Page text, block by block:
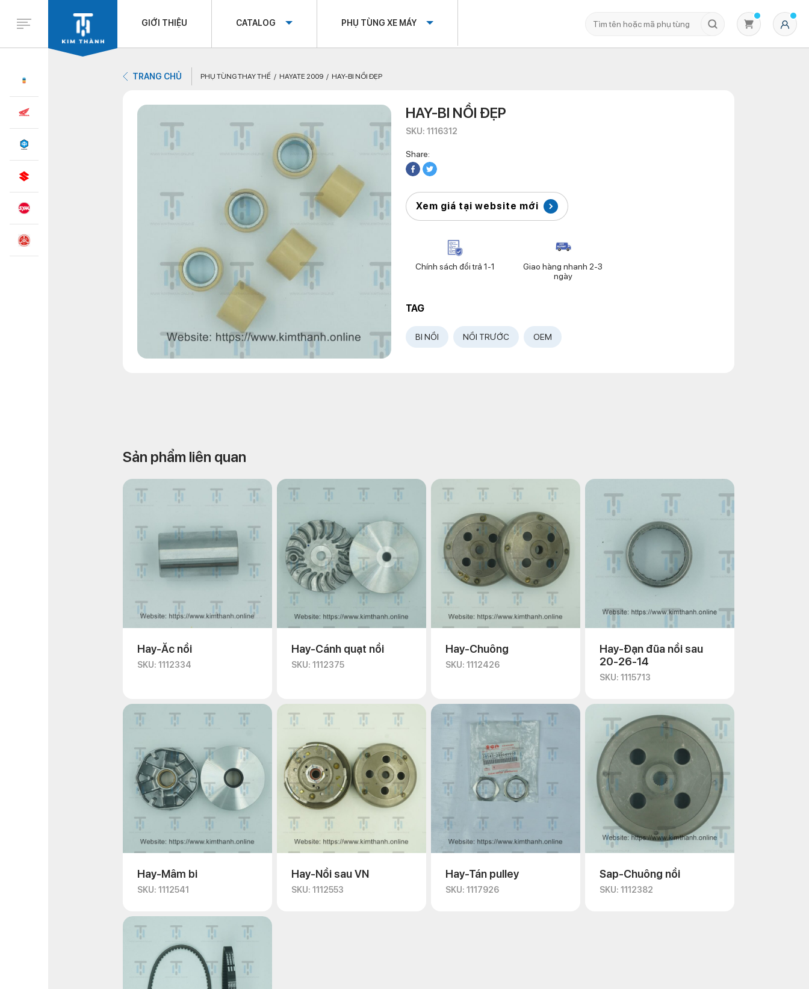
GIỚI THIỆU CATALOG PHỤ TÙNG XE MÁY
TRANG CHỦ PHỤ TÙNG THAY THẾ HAYATE 2009 HAY-BI NỒI ĐẸP
HAY-BI NỒI ĐẸP
SKU: 1116312
Share:
Xem giá tại website mới
Chính sách đổi trả 1-1
Giao hàng nhanh 2-3
ngày
TAG
BI NỒI NỒI TRƯỚC OEM
Sản phẩm liên quan
Hay-Ắc nồi
SKU: 1112334
Hay-Cánh quạt nồi
SKU: 1112375
Hay-Chuông
SKU: 1112426
Hay-Đạn đũa nồi sau
20-26-14
SKU: 1115713
Hay-Mâm bi
SKU: 1112541
Hay-Nồi sau VN
SKU: 1112553
Hay-Tán pulley
SKU: 1117926
Sap-Chuông nồi
SKU: 1112382